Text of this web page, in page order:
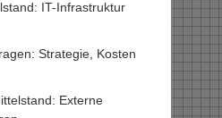
IT-Infrastruktur
Strategie, Kosten
Externe